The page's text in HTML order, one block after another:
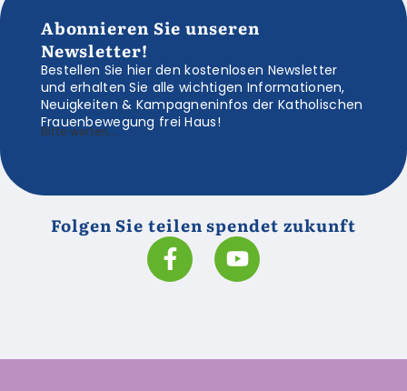
Abonnieren Sie unseren
Newsletter!
Bestellen Sie hier den kostenlosen Newsletter
und erhalten Sie alle wichtigen Informationen,
Neuigkeiten & Kampagneninfos der Katholischen
Frauenbewegung frei Haus!
Bitte warten...
Folgen Sie teilen spendet zukunft